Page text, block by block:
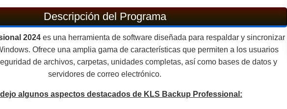
Descripción del Programa
2024es una herramienta de software diseñada para respaldar y sincronizar
Ofrece una amplia gama de características que permiten a los usuarios
de archivos, carpetas, unidades completas, así como bases de datos y
servidores de correo electrónico.
algunos aspectos destacados de KLS Backup Professional: